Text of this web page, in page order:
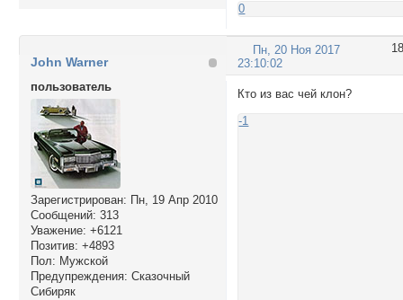
0
18
Пн, 20 Ноя 2017
23:10:02
John Warner
пользователь
Зарегистрирован: Пн, 19 Апр 2010
Сообщений: 313
Уважение: +6121
Позитив: +4893
Пол: Мужской
Предупреждения: Сказочный
Сибиряк
Кто из вас чей клон?
-1